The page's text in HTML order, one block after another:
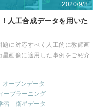
2020/9/8
人工合成データを用いた
に対応すべく人工的に教師画
画像に適用した事例をご紹介
オープンデータ
ープラーニング
習
衛星データ